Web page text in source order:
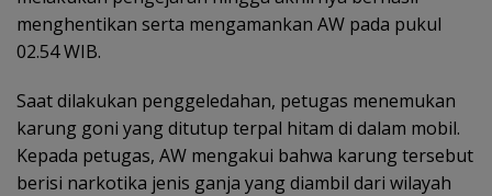
menghentikan serta mengamankan AW pada pukul
02.54 WIB.
Saat dilakukan penggeledahan, petugas menemukan
karung goni yang ditutup terpal hitam di dalam mobil.
Kepada petugas, AW mengakui bahwa karung tersebut
berisi narkotika jenis ganja yang diambil dari wilayah